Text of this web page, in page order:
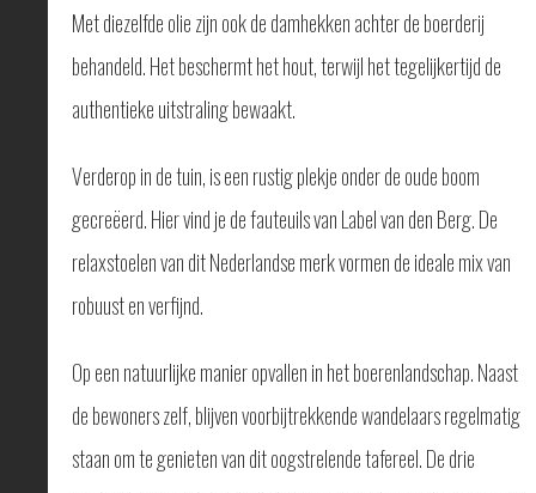
Met diezelfde olie zijn ook de damhekken achter de boerderij
behandeld. Het beschermt het hout, terwijl het tegelijkertijd de
authentieke uitstraling bewaakt.
Verderop in de tuin, is een rustig plekje onder de oude boom
gecreëerd. Hier vind je de fauteuils van Label van den Berg. De
relaxstoelen van dit Nederlandse merk vormen de ideale mix van
robuust en verfijnd.
Op een natuurlijke manier opvallen in het boerenlandschap. Naast
de bewoners zelf, blijven voorbijtrekkende wandelaars regelmatig
staan om te genieten van dit oogstrelende tafereel. De drie